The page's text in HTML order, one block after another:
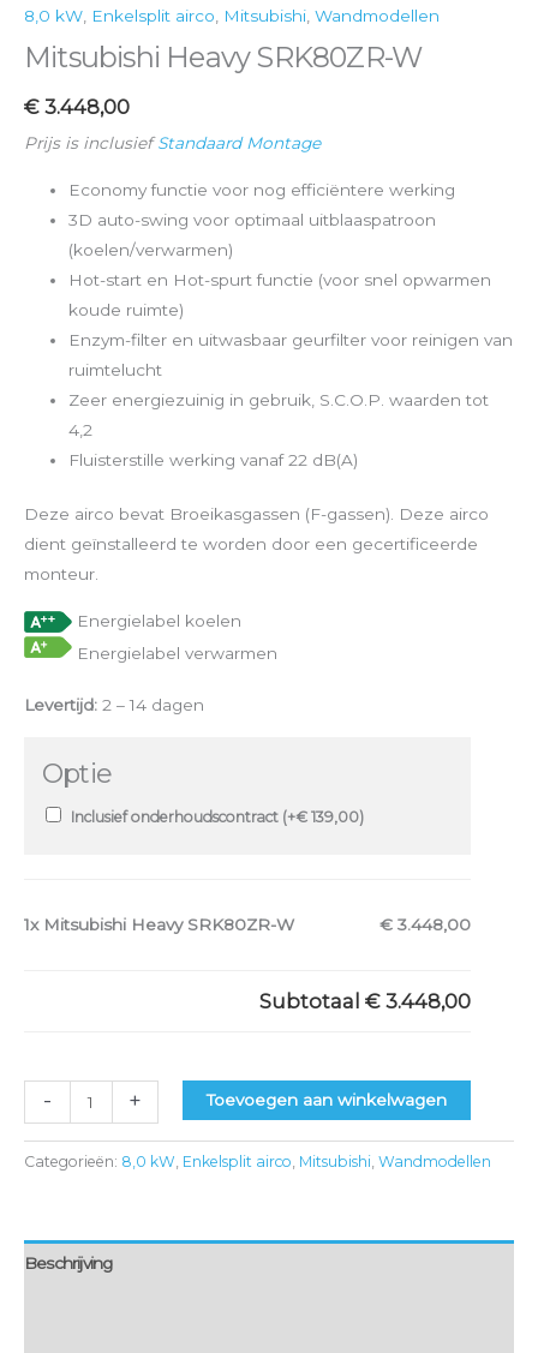
8,0 kW Enkelsplit airco Mitsubishi Wandmodellen
Mitsubishi Heavy SRK80ZR-W
€ 3.448,00
Prijs is inclusiefStandaard Montage
Economy functie voor nog efficiëntere werking
3D auto-swing voor optimaal uitblaaspatroon
(koelen/verwarmen)
Hot-start en Hot-spurt functie (voor snel opwarmen
koude ruimte)
Enzym-filter en uitwasbaar geurfilter voor reinigen van
ruimtelucht
Zeer energiezuinig in gebruik, S.C.O.P. waarden tot
4,2
Fluisterstille werking vanaf 22 dB(A)
Deze airco bevat Broeikasgassen (F-gassen). Deze airco
dient geïnstalleerd te worden door een gecertificeerde
monteur.
Energielabel koelen
Energielabel verwarmen
Levertijd: 2 – 14 dagen
Optie
Inclusief onderhoudscontract (+€ 139,00)
1x Mitsubishi Heavy SRK80ZR-W € 3.448,00
Subtotaal € 3.448,00
- + Toevoegen aan winkelwagen
Categorieën: 8,0 kW Enkelsplit airco Mitsubishi Wandmodellen
Beschrijving